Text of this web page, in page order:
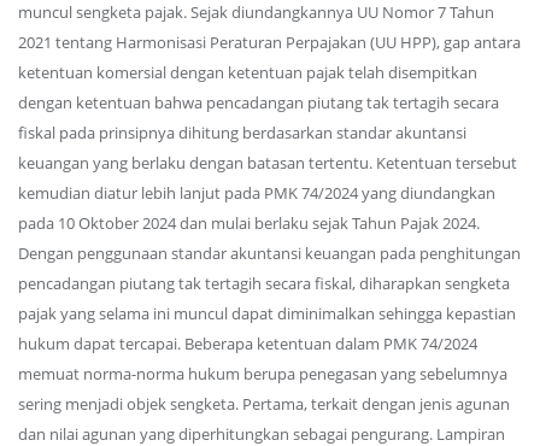
muncul sengketa pajak. Sejak diundangkannya UU Nomor 7 Tahun
2021 tentang Harmonisasi Peraturan Perpajakan (UU HPP), gap antara
ketentuan komersial dengan ketentuan pajak telah disempitkan
dengan ketentuan bahwa pencadangan piutang tak tertagih secara
fiskal pada prinsipnya dihitung berdasarkan standar akuntansi
keuangan yang berlaku dengan batasan tertentu. Ketentuan tersebut
kemudian diatur lebih lanjut pada PMK 74/2024 yang diundangkan
pada 10 Oktober 2024 dan mulai berlaku sejak Tahun Pajak 2024.
Dengan penggunaan standar akuntansi keuangan pada penghitungan
pencadangan piutang tak tertagih secara fiskal, diharapkan sengketa
pajak yang selama ini muncul dapat diminimalkan sehingga kepastian
hukum dapat tercapai. Beberapa ketentuan dalam PMK 74/2024
memuat norma-norma hukum berupa penegasan yang sebelumnya
sering menjadi objek sengketa. Pertama, terkait dengan jenis agunan
dan nilai agunan yang diperhitungkan sebagai pengurang. Lampiran